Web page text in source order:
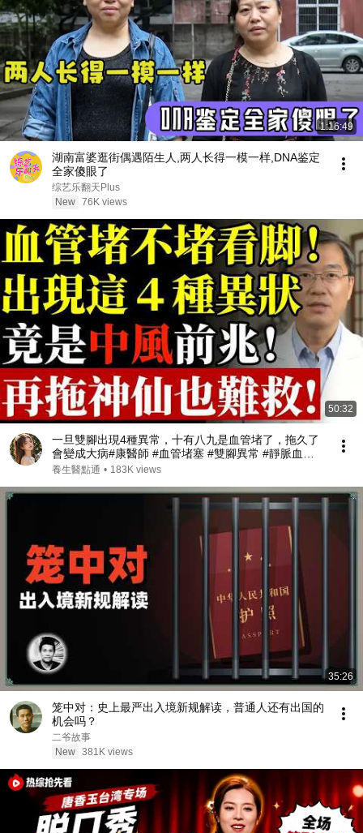
1:16:49
湖南富婆逛街偶遇陌生人,两人长得一模一样,DNA鉴定
全家傻眼了
综艺乐翻天Plus
New 76K views
50:32
一旦雙腳出現4種異常，十有八九是血管堵了，拖久了
會變成大病#康醫師 #血管堵塞 #雙腳異常 #靜脈血栓 #
肺栓塞 #銀髮族養生 #猝死預防 #血液循環 #健康誤區
養生醫點通 • 183K views
35:26
笼中对：史上最严出入境新规解读，普通人还有出国的
机会吗？
二爷故事
New 381K views